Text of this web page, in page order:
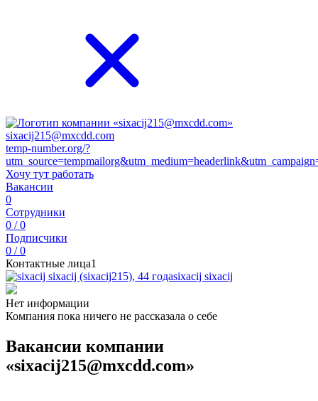
sixacij215@mxcdd.com
temp-number.org/?
Хочу тут работать
Вакансии
0
Сотрудники
0 / 0
Подписчики
0 / 0
Контактные лица1
sixacij sixacij
Нет информации
Компания пока ничего не рассказала о себе
Вакансии компании
«sixacij215@mxcdd.com»